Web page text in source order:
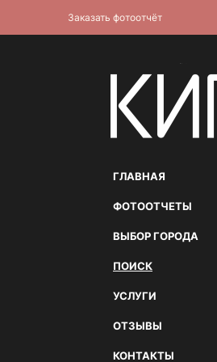
ГЛАВНАЯ
ФОТООТЧЕТЫ
ВЫБОР ГОРОДА
ПОИСК
УСЛУГИ
ОТЗЫВЫ
КОНТАКТЫ
Заказать фотоотчёт